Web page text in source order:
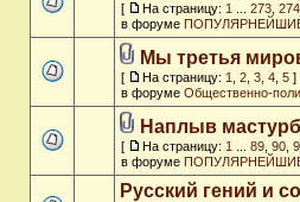
[ На страницу: 1 273 274
в форуме
Мы третья
[ На страницу: 1 2 3 4 5 ]
в форуме Общественно-
Наплыв
[ На страницу: 1 89 90
в форуме
Русский гений и